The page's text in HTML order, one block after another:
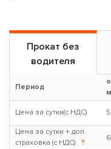
Прокат без
водителя
Период
Цена за сутки(с НДС)
Цена за сутки + доп.
страховка (с НДС)
?